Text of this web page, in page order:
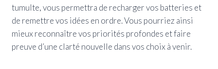
tumulte, vous permettra de recharger vos batteries et
de remettre vos idées en ordre. Vous pourriez ainsi
mieux reconnaître vos priorités profondes et faire
preuve d’une clarté nouvelle dans vos choix à venir.